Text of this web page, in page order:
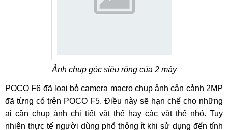
Ảnh chụp góc siêu rộng của 2 máy
POCO F6 đã loại bỏ camera macro chụp ảnh cận cảnh 2MP
đã từng có trên POCO F5. Điều này sẽ hạn chế cho những
ai cần chụp ảnh chi tiết vật thể hay các vật thể nhỏ. Tuy
nhiên thực tế người dùng phổ thông ít khi sử dụng đến tính